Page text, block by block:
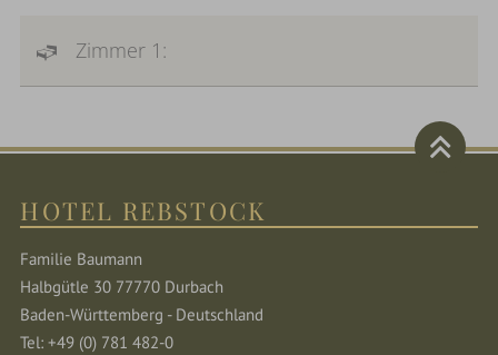
Zimmer 1:
HOTEL REBSTOCK
Familie Baumann
Halbgütle 30 77770 Durbach
Baden-Württemberg - Deutschland
Tel: +49 (0) 781 482-0